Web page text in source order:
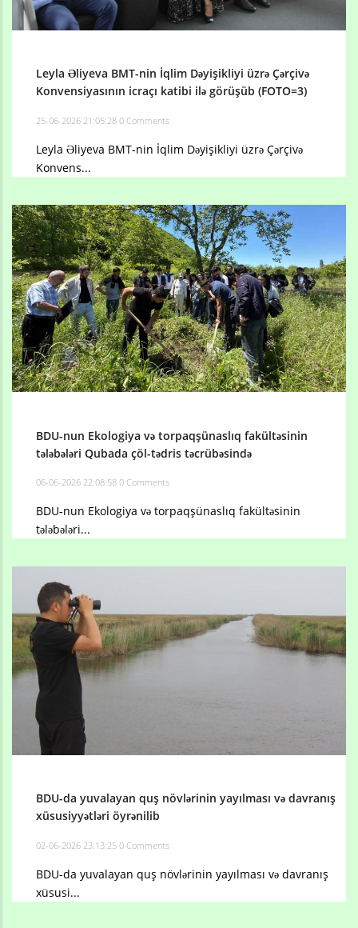
Leyla Əliyeva BMT-nin İqlim Dəyişikliyi üzrə Çərçivə
Konvensiyasının icraçı katibi ilə görüşüb (FOTO=3)
25-06-2026 21:05:28 0 Comments
Leyla Əliyeva BMT-nin İqlim Dəyişikliyi üzrə Çərçivə
Konvens...
BDU-nun Ekologiya və torpaqşünaslıq fakültəsinin
tələbələri Qubada çöl-tədris təcrübəsində
06-06-2026 22:08:58 0 Comments
BDU-nun Ekologiya və torpaqşünaslıq fakültəsinin
tələbələri...
BDU-da yuvalayan quş növlərinin yayılması və davranış
xüsusiyyətləri öyrənilib
02-06-2026 23:13:25 0 Comments
BDU-da yuvalayan quş növlərinin yayılması və davranış
xüsusi...